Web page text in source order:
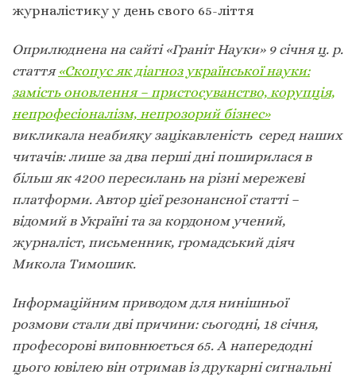
журналістику у день свого 65-ліття
Оприлюднена на сайті «Граніт Науки» 9 січня ц. р.
стаття «Скопус як діагноз української науки:
замість оновлення – пристосуванство, корупція,
непрофесіоналізм, непрозорий бізнес»
викликала неабияку зацікавленість серед наших
читачів: лише за два перші дні поширилася в
більш як 4200 пересилань на різні мережеві
платформи. Автор цієї резонансної статті –
відомий в Україні та за кордоном учений,
журналіст, письменник, громадський діяч
Микола Тимошик.
Інформаційним приводом для нинішньої
розмови стали дві причини: сьогодні, 18 січня,
професорові виповнюється 65. А напередодні
цього ювілею він отримав із друкарні сигнальні